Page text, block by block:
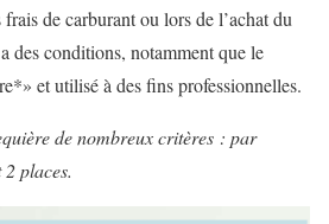
de carburant ou lors de l’achat du
des conditions, notamment que le
et utilisé à des fins professionnelles.
de nombreux critères : par
places.